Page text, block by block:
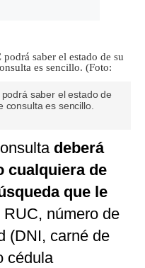
saber el estado de
consulta es sencillo.
deberá
cualquiera de
que le
RUC, número de
(DNI, carné de
cédula